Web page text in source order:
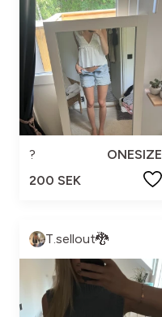
?
ONESIZE
200 SEK
T.sellout🐉